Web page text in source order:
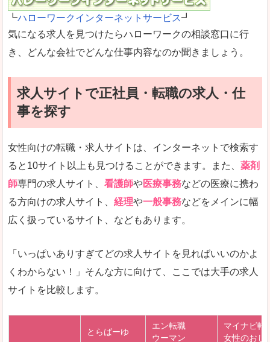
┗ハローワークインターネットサービス┛
気になる求人を見つけたらハローワークの相談窓口に行
き、どんな会社でどんな仕事内容なのか聞きましょう。
求人サイトで正社員・転職の求人・仕
事を探す
女性向けの転職・求人サイトは、インターネットで検索す
ると10サイト以上も見つけることができます。また、 薬剤
師専門の求人サイト、 看護師や医療事務などの医療に携わ
る方向けの求人サイト、 経理や一般事務などをメインに幅
広く扱っているサイト、などもあります。
「いっぱいありすぎてどの求人サイトを見ればいいのかよ
くわからない！」そんな方に向けて、ここでは大手の求人
サイトを比較します。
とらばーゆ
エン転職
ウーマン
マイナビ転
女性のおし